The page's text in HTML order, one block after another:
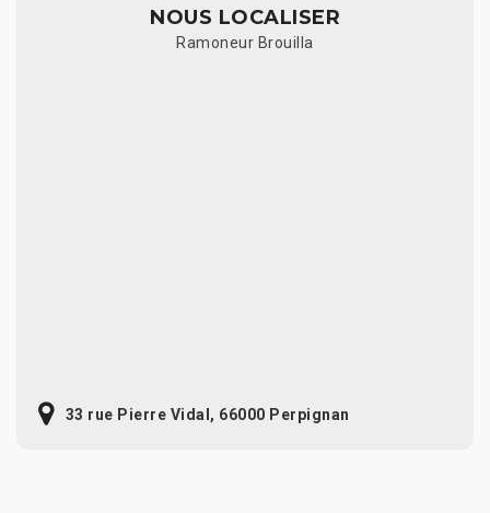
NOUS LOCALISER
Ramoneur Brouilla
33 rue Pierre Vidal, 66000 Perpignan